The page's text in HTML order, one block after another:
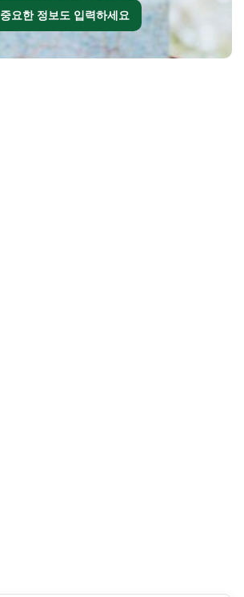
중요한 정보도 입력하세요